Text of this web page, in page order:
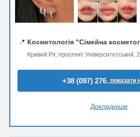
📍 Косметологія "Сімейна
Кривий Ріг, проспект Університетський,
+38 (097) 276..показати
Докладніше